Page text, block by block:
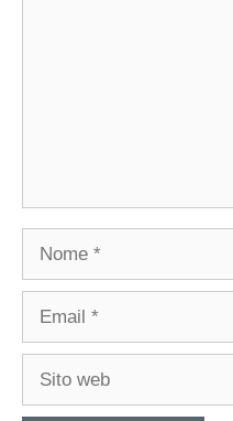
Nome
Email
Sito